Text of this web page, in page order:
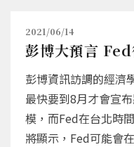
2021/06/14
彭博大預言
彭博資訊訪調的經濟
最快要到8月才會宣
模，而Fed在台北時
將顯示，Fed可能會